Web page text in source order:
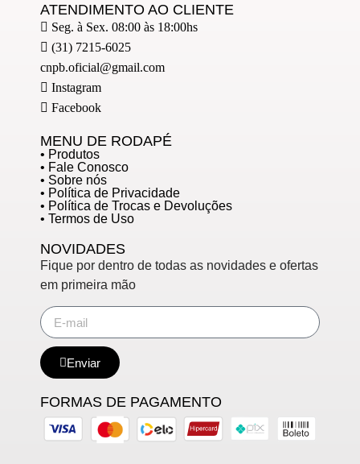
ATENDIMENTO AO CLIENTE
Seg. à Sex. 08:00 às 18:00hs
(31) 7215-6025
cnpb.oficial@gmail.com
Instagram
Facebook
MENU DE RODAPÉ
• Produtos
• Fale Conosco
• Sobre nós
• Política de Privacidade
• Política de Trocas e Devoluções
• Termos de Uso
NOVIDADES
Fique por dentro de todas as novidades e ofertas
em primeira mão
Enviar
FORMAS DE PAGAMENTO